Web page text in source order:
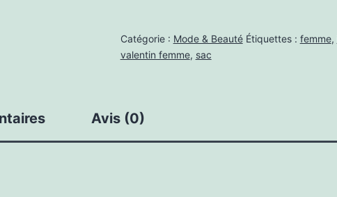
Feutre
Gris
Écologique
Catégorie : Mode & Beauté Étiquettes : femme,
valentin femme, sac
Avis (0)